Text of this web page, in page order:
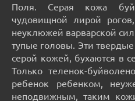
Поля. Серая кожа
чудовищной лирой
неуклюжей варварской
тупые головы. Эти твердые
серой кожей, бухаются в
Только теленок-
ребенок ребенком,
неподвижным, таким